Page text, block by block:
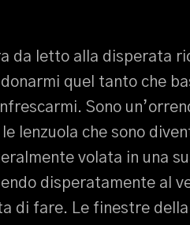
da letto alla disperata
quel tanto che
Sono
lenzuola che sono
volata in una
disperatamente al
di fare. Le finestre